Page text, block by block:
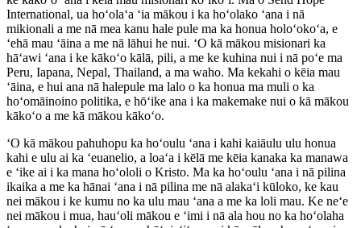
International, ua hoʻolaʻa ʻia mākou i ka hoʻolako ʻana i nā
mikionali a me nā mea kanu hale pule ma ka honua holoʻokoʻa, e
ʻehā mau ʻāina a me nā lāhui he nui. ʻO kā mākou misionari ka
hāʻawi ʻana i ke kākoʻo kālā, pili, a me ke kuhina nui i nā poʻe ma
Peru, Iapana, Nepal, Thailand, a ma waho. Ma kekahi o kēia mau
ʻāina, e hui ana nā halepule ma lalo o ka honua ma muli o ka
hoʻomāinoino politika, e hōʻike ana i ka makemake nui o kā mākou
kākoʻo a me kā mākou kākoʻo.
ʻO kā mākou pahuhopu ka hoʻoulu ʻana i kahi kaiāulu ulu honua
kahi e ulu ai ka ʻeuanelio, a loaʻa i kēlā me kēia kanaka ka manawa
e ʻike ai i ka mana hoʻololi o Kristo. Ma ka hoʻoulu ʻana i nā pilina
ikaika a me ka hānai ʻana i nā pilina me nā alakaʻi kūloko, ke kau
nei mākou i ke kumu no ka ulu mau ʻana a me ka loli mau. Ke neʻe
nei mākou i mua, hauʻoli mākou e ʻimi i nā ala hou no ka hoʻolaha